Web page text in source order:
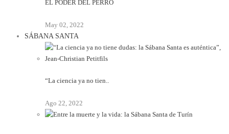
EL PODER DEL PERRO
May 02, 2022
SÁBANA SANTA
“La ciencia ya no tien..
Ago 22, 2022